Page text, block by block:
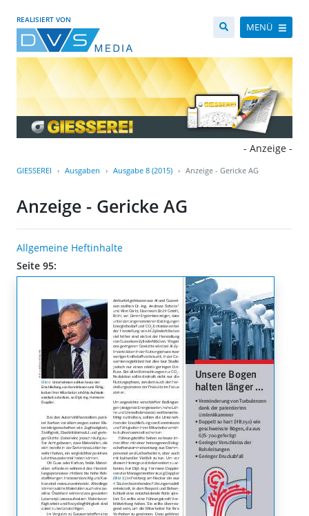
REALISIERT VON
MENÜ
- Anzeige -
GIESSEREI Ausgaben Ausgabe 8 (2015) Anzeige - Gericke AG
Anzeige - Gericke AG
Allgemeine Heftinhalte
Seite 95: